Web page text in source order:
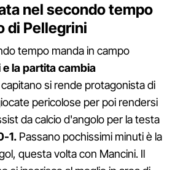
nel secondo tempo
di Pellegrini
tempo manda in campo
la partita cambia
capitano si rende protagonista di
pericolose per poi rendersi
da calcio d'angolo per la testa
1. Passano pochissimi minuti è la
questa volta con Mancini. Il